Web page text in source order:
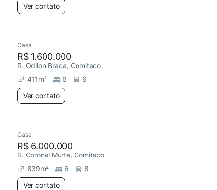
Ver contato
Casa
R$ 1.600.000
R. Odilon Braga, Comiteco
411m² 6
6
Ver contato
Casa
R$ 6.000.000
R. Coronel Murta, Comiteco
839m² 6
8
Ver contato